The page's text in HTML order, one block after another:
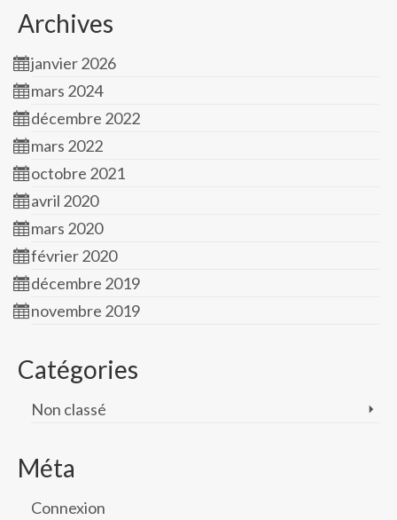
Archives
janvier 2026
mars 2024
décembre 2022
mars 2022
octobre 2021
avril 2020
mars 2020
février 2020
décembre 2019
novembre 2019
Catégories
Non classé
Méta
Connexion